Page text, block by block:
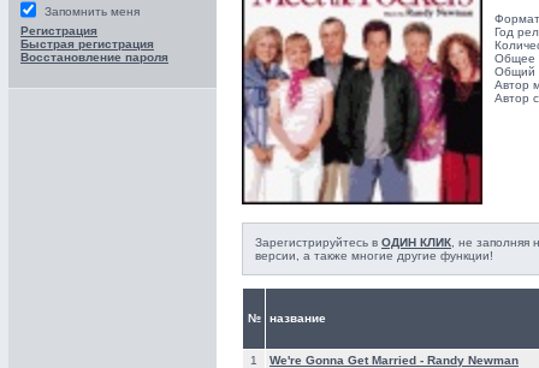
Запомнить меня
Регистрация
Быстрая регистрация
Восстановление пароля
Год
Общее
Общий
Автор
Автор
Зарегистрируйтесь в ОДИН КЛИК , не
версии, а также многие другие функции!
№ название
1 We're Gonna Get Married - Randy Newman